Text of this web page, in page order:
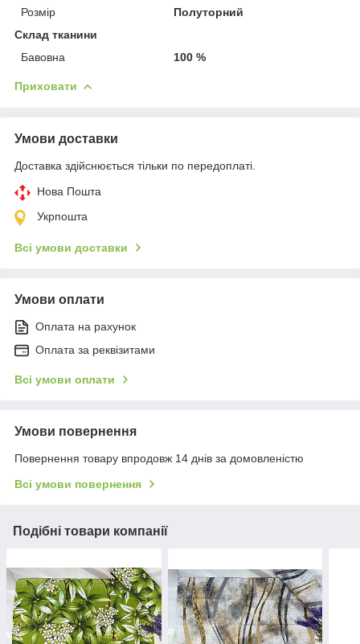
Розмір
Полуторний
Склад тканини
Бавовна
100 %
Приховати
Умови доставки
Доставка здійснюється тільки по передоплаті.
Нова Пошта
Укрпошта
Всі умови доставки
Умови оплати
Оплата на рахунок
Оплата за реквізитами
Всі умови оплати
Умови повернення
Повернення товару впродовж 14 днів за домовленістю
Всі умови повернення
Подібні товари компанії